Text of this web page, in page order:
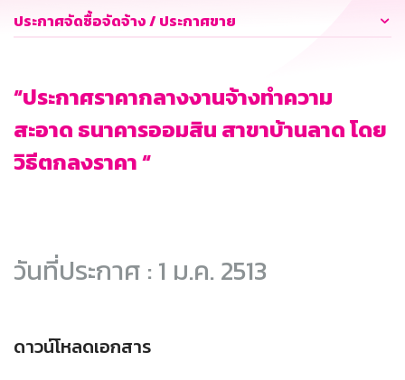
ประกาศจัดซื้อจัดจ้าง / ประกาศขาย
“ประกาศราคากลางงานจ้างทำความ
สะอาด ธนาคารออมสิน สาขาบ้านลาด โดย
วิธีตกลงราคา “
วันที่ประกาศ : 1 ม.ค. 2513
ดาวน์โหลดเอกสาร